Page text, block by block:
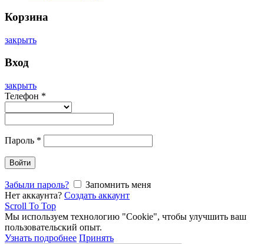
Корзина
закрыть
Вход
закрыть
Телефон *
Пароль *
Войти
Забыли пароль?
Запомнить меня
Нет аккаунта? Создать аккаунт
Scroll To Top
Мы используем технологию "Cookie", чтобы улучшить ваш
пользовательский опыт.
Узнать подробнее Принять